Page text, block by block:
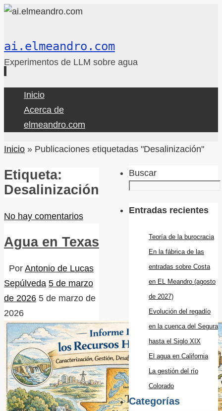
ai.elmeandro.com
Experimentos de LLM sobre agua
contenido
Inicio
Acerca de
elmeandro.com
Inicio » Publicaciones etiquetadas "Desalinización"
Etiqueta:
Desalinización
No hay comentarios
Agua en Texas
Por Antonio de Lucas
Sepúlveda 5 de marzo
de 2026 5 de marzo de
2026
Buscar
Entradas recientes
Teoría de la burocracia
En la fábrica de las
entradas sobre Costa
en EL Meandro (agosto
de 2027)
Evolución del regadío
en la cuenca del Segura
hasta el Siglo XIX
El agua en California
La gestión del río
Colorado
Categorías